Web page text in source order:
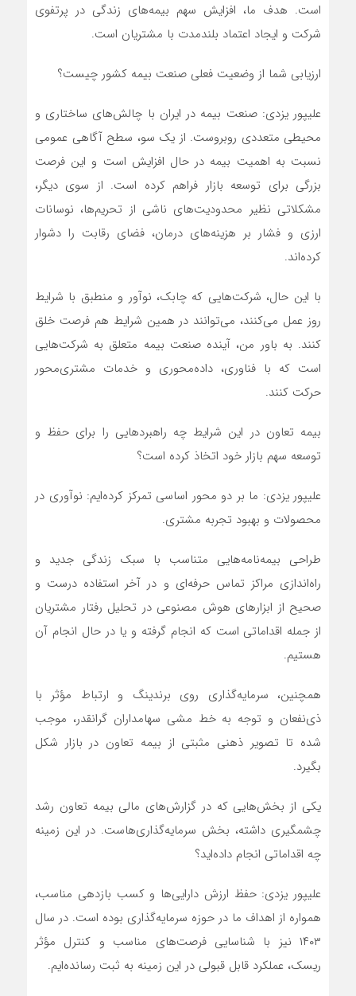
است. هدف ما، افزایش سهم بیمه‌های زندگی در پرتفوی
شرکت و ایجاد اعتماد بلندمدت با مشتریان است.
ارزیابی شما از وضعیت فعلی صنعت بیمه کشور چیست؟
علیپور یزدی: صنعت بیمه در ایران با چالش‌های ساختاری و
محیطی متعددی روبروست. از یک سو، سطح آگاهی عمومی
نسبت به اهمیت بیمه در حال افزایش است و این فرصت
بزرگی برای توسعه بازار فراهم کرده است. از سوی دیگر،
مشکلاتی نظیر محدودیت‌های ناشی از تحریم‌ها، نوسانات
ارزی و فشار بر هزینه‌های درمان، فضای رقابت را دشوار
کرده‌اند.
با این حال، شرکت‌هایی که چابک، نوآور و منطبق با شرایط
روز عمل می‌کنند، می‌توانند در همین شرایط هم فرصت خلق
کنند. به باور من، آینده صنعت بیمه متعلق به شرکت‌هایی
است که با فناوری، داده‌محوری و خدمات مشتری‌محور
حرکت کنند.
بیمه تعاون در این شرایط چه راهبردهایی را برای حفظ و
توسعه سهم بازار خود اتخاذ کرده است؟
علیپور یزدی: ما بر دو محور اساسی تمرکز کرده‌ایم: نوآوری در
محصولات و بهبود تجربه مشتری.
طراحی بیمه‌نامه‌هایی متناسب با سبک زندگی جدید و
راه‌اندازی مراکز تماس حرفه‌ای و در آخر استفاده درست و
صحیح از ابزارهای هوش مصنوعی در تحلیل رفتار مشتریان
از جمله اقداماتی است که انجام گرفته و یا در حال انجام آن
هستیم.
همچنین، سرمایه‌گذاری روی برندینگ و ارتباط مؤثر با
ذی‌نفعان و توجه به خط مشی سهامداران گرانقدر، موجب
شده تا تصویر ذهنی مثبتی از بیمه تعاون در بازار شکل
بگیرد.
یکی از بخش‌هایی که در گزارش‌های مالی بیمه تعاون رشد
چشمگیری داشته، بخش سرمایه‌گذاری‌هاست. در این زمینه
چه اقداماتی انجام داده‌اید؟
علیپور یزدی: حفظ ارزش دارایی‌ها و کسب بازدهی مناسب،
همواره از اهداف ما در حوزه سرمایه‌گذاری بوده است. در سال
۱۴۰۳ نیز با شناسایی فرصت‌های مناسب و کنترل مؤثر
ریسک، عملکرد قابل قبولی در این زمینه به ثبت رسانده‌ایم.